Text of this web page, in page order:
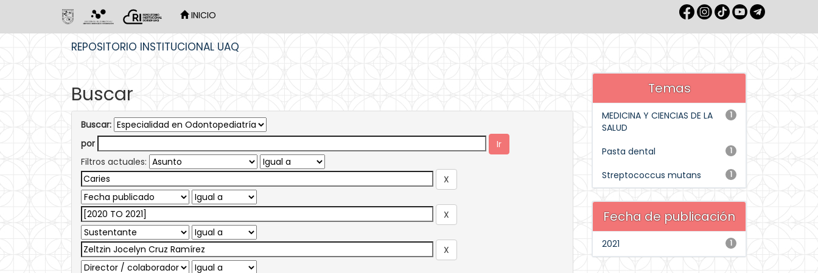
INICIO
REPOSITORIO INSTITUCIONAL UAQ
Buscar
Buscar:
por
Filtros actuales:
Temas
1
MEDICINA Y CIENCIAS DE LA
SALUD
1
Pasta dental
1
Streptococcus mutans
Fecha de publicación
1
2021